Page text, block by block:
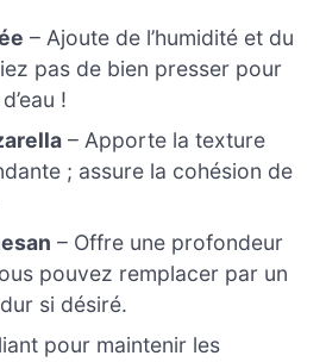
– Ajoute de l’humidité et du
pas de bien presser pour
!
– Apporte la texture
; assure la cohésion de
– Offre une profondeur
pouvez remplacer par un
si désiré.
pour maintenir les